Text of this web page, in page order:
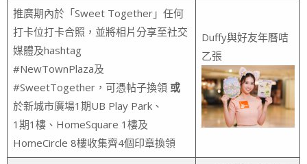
推廣期內於「Sweet Together」任何
打卡位打卡合照，並將相片分享至社交
媒體及hashtag
#NewTownPlaza及
#SweetTogether，可憑帖子換領 或
於新城市廣場1期UB Play Park、
1期1樓、HomeSquare 1樓及
HomeCircle 8樓收集齊4個印章換領
Duffy與好友年曆咭
乙張